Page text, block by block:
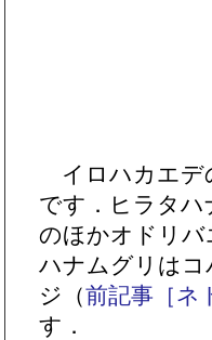
イロハカエデ
です．ヒラタ
のほかオドリ
ハナムグリは
ジ（前記事［ネ
す．